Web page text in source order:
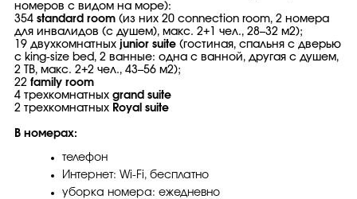
номеров c видом на море):
354 standard room (из них 20 connection room, 2 номера
для инвалидов (с душем), макс. 2+1 чел., 28–32 м2);
19 двухкомнатных junior suite (гостиная, спальня c дверью
с king-size bed, 2 ванные: одна с ванной, другая с душем,
2 ТВ, макс. 2+2 чел., 43–56 м2);
22 family room
4 трехкомнатных grand suite
2 трехкомнатных Royal suite
В номерах:
телефон
Интернет: Wi-Fi, бесплатно
уборка номера: ежедневно